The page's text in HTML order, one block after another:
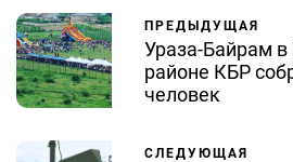
ПРЕДЫДУЩАЯ
Ураза-Байрам
районе КБР
человек
СЛЕДУЮЩАЯ